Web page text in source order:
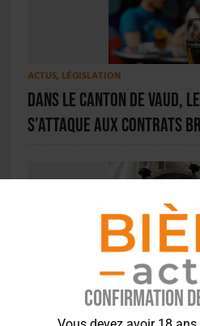
Confirmation
ACTUS, LÉGISLATION
Dans le canton de Vaud,
s’attaque aux Contrats
BRASSERIES
GALLIA / HEINEKEN –
Bière Actu, Heineken